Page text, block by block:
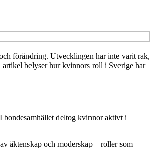
förändring. Utvecklingen har inte varit rak,
artikel belyser hur kvinnors roll i Sverige har
bondesamhället deltog kvinnor aktivt i
äktenskap och moderskap – roller som